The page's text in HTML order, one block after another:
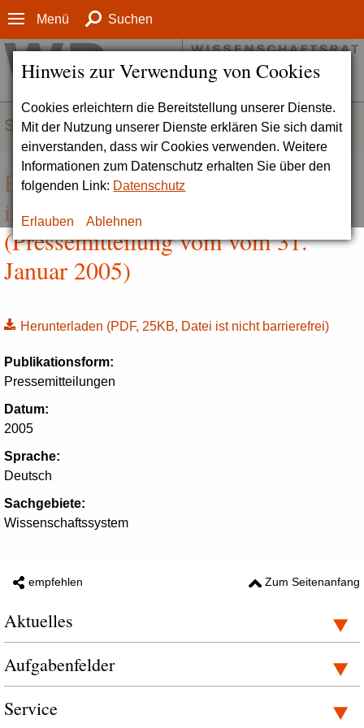
Hinweis zur Verwendung von Cookies
Cookies erleichtern die Bereitstellung unserer Dienste.
Mit der Nutzung unserer Dienste erklären Sie sich damit
einverstanden, dass wir Cookies verwenden. Weitere
Informationen zum Datenschutz erhalten Sie über den
folgenden Link: Datenschutz
Erlauben Ablehnen
Menü Suchen
SERVICE
Empfehlungen der Januarsitzungen
in Berlin (26. - 28. Januar 2005)
(Pressemitteilung vom vom 31.
Januar 2005)
Herunterladen (PDF, 25KB, Datei ist nicht barrierefrei)
Publikationsform:
Pressemitteilungen
Datum:
2005
Sprache:
Deutsch
Sachgebiete:
Wissenschaftssystem
empfehlen Zum Seitenanfang
Aktuelles
Aufgabenfelder
Service